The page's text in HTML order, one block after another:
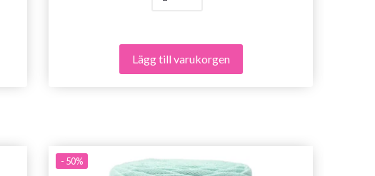
Lägg till varukorgen
- 50%